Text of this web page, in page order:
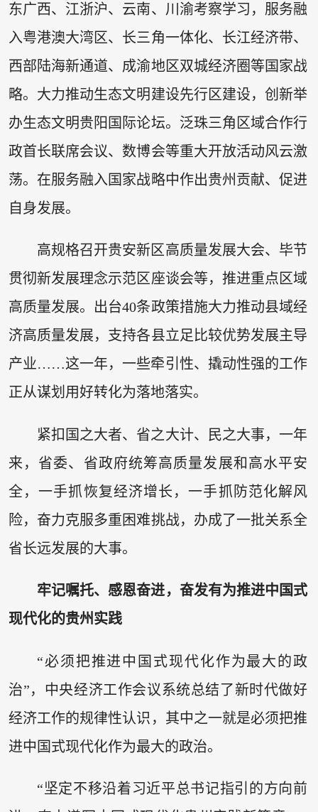
东广西、江浙沪、云南、川渝考察学习，服务融
入粤港澳大湾区、长三角一体化、长江经济带、
西部陆海新通道、成渝地区双城经济圈等国家战
略。大力推动生态文明建设先行区建设，创新举
办生态文明贵阳国际论坛。泛珠三角区域合作行
政首长联席会议、数博会等重大开放活动风云激
荡。在服务融入国家战略中作出贵州贡献、促进
自身发展。
高规格召开贵安新区高质量发展大会、毕节
贯彻新发展理念示范区座谈会等，推进重点区域
高质量发展。出台40条政策措施大力推动县域经
济高质量发展，支持各县立足比较优势发展主导
产业……这一年，一些牵引性、撬动性强的工作
正从谋划用好转化为落地落实。
紧扣国之大者、省之大计、民之大事，一年
来，省委、省政府统筹高质量发展和高水平安
全，一手抓恢复经济增长，一手抓防范化解风
险，奋力克服多重困难挑战，办成了一批关系全
省长远发展的大事。
牢记嘱托、感恩奋进，奋发有为推进中国式
现代化的贵州实践
“必须把推进中国式现代化作为最大的政
治”，中央经济工作会议系统总结了新时代做好
经济工作的规律性认识，其中之一就是必须把推
进中国式现代化作为最大的政治。
“坚定不移沿着习近平总书记指引的方向前